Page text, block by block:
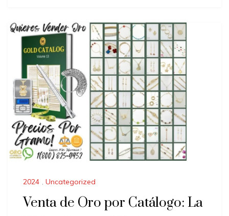
2024 , Uncategorized
Venta de Oro por Catálogo: La